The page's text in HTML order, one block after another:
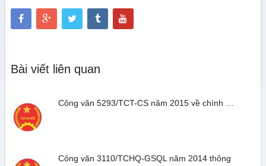
Bài viết liên quan
Công văn 5293/TCT-CS năm 2015 về chính …
Công văn 3110/TCHQ-GSQL năm 2014 thông